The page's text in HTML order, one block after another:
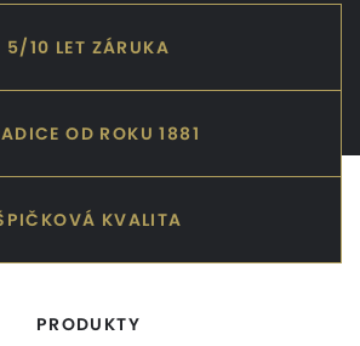
5/10 LET ZÁRUKA
OD ROKU 1881
KVALITA
PRODUKTY